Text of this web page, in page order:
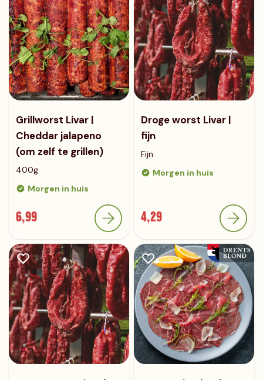
Grillworst Livar |
Cheddar jalapeno
(om zelf te grillen)
400g
Morgen in huis
6,99
Droge worst Livar |
fijn
Fijn
Morgen in huis
4,29